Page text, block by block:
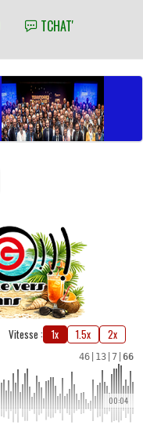
TCHAT'
Vitesse : 1x 1.5x 2x
46 13 7 66
00:04